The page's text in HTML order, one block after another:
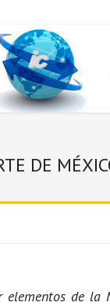
DE
elementos de